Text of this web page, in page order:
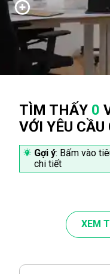
TÌM THẤY 0
VỚI YÊU CẦU
Gợi ý: Bấm vào
chi tiết
XEM